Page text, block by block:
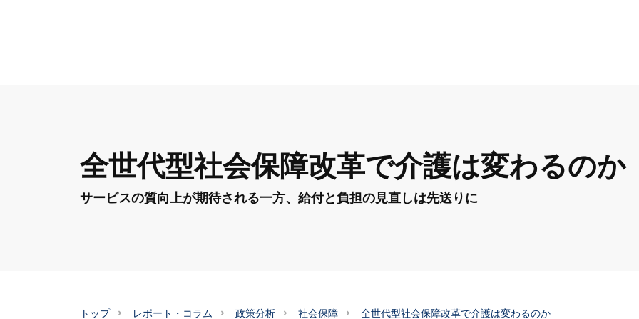
全世代型社会保障改革で介護は変わるのか
サービスの質向上が期待される一方、給付と負担の見直しは先送りに
トップ レポート・コラム 政策分析 社会保障 全世代型社会保障改革で介護は変わるのか